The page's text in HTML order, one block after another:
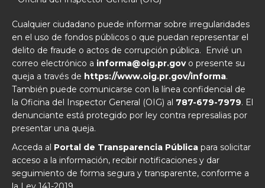
Cualquier ciudadano puede informar sobre irregularidades
en el uso de fondos públicos o que puedan representar el
delito de fraude o actos de corrupción pública. Envié un
correo electrónico a informa@oig.pr.govo presente su
queja a través de https://www.oig.pr.gov/informa.
También puede comunicarse con la línea confidencial de
la Oficina del Inspector General (OIG) al 787-679-7979. El
denunciante está protegido por ley contra represalias por
presentar una queja.
Acceda al Portal de Transparencia Pública para solicitar
acceso a la información, recibir notificaciones y dar
seguimiento de forma segura y transparente, conforme a